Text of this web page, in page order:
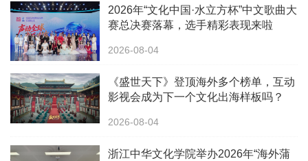
2026年“文化中国·水立方杯”中文歌曲大
赛总决赛落幕，选手精彩表现来啦
2026-08-04
《盛世天下》登顶海外多个榜单，互动
影视会成为下一个文化出海样板吗？
2026-08-04
浙江中华文化学院举办2026年“海外蒲